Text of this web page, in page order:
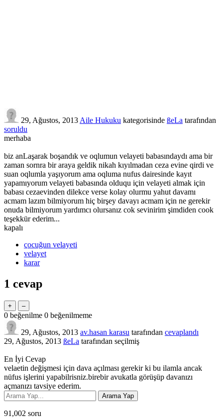
29, Ağustos, 2013 Aile Hukuku kategorisinde ßeLa tarafından
soruldu
merhaba
biz anLaşarak boşandık ve oqlumun velayeti babasındaydı ama bir
zaman sornra bir araya geldik nikah kıyılmadan ceza evine qirdi ve
suan oqlumla yaşıyorum ama oqluma nufus dairesinde kayıt
yapamıyorum velayeti babasında olduqu için velayeti almak için
babası cezaevinden dilekce verse kolay olurmu yahut davamı
acmam lazım bilmiyorum hiç birşey davayı acmam için ne gerekir
onuda bilmiyorum yardımcı olursanız cok sevinirim şimdiden cook
teşekkür ederim...
kapalı
çocuğun velayeti
velayet
karar
1 cevap
0 beğenilme 0 beğenilmeme
29, Ağustos, 2013 av.hasan karasu tarafından cevaplandı
29, Ağustos, 2013 ßeLa tarafından seçilmiş
En İyi Cevap
velaetin değişmesi için dava açılması gerekir ki bu ilamla ancak
nüfus işlerini yapabilrisniz.birebir avukatla görüşüp davanızı
açmanızı tavsiye ederim.
91,002 soru